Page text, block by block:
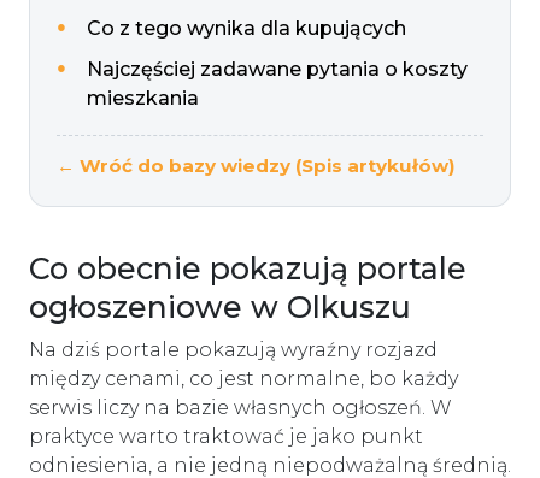
Co z tego wynika dla kupujących
Najczęściej zadawane pytania o koszty
mieszkania
← Wróć do bazy wiedzy (Spis artykułów)
Co obecnie pokazują portale
ogłoszeniowe w Olkuszu
Na dziś portale pokazują wyraźny rozjazd
między cenami, co jest normalne, bo każdy
serwis liczy na bazie własnych ogłoszeń. W
praktyce warto traktować je jako punkt
odniesienia, a nie jedną niepodważalną średnią.